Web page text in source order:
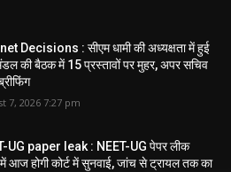
Decisions : सीएम धामी की अध्यक्षता में हुई
की बैठक में 15 प्रस्तावों पर मुहर, अपर सचिव
7, 2026 7:27 pm
UG paper leak : NEET-UG पेपर लीक
आज होगी कोर्ट में सुनवाई, जांच से ट्रायल तक का